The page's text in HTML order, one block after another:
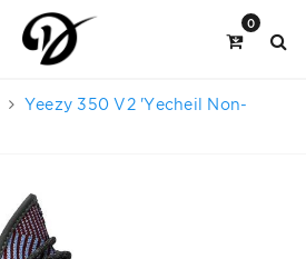
0
Yeezy 350 V2 'Yecheil Non-